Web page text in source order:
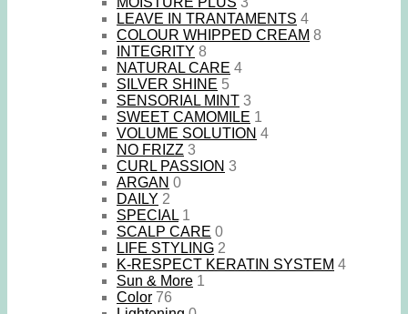
LEAVE IN TRANTAMENTS 4
COLOUR WHIPPED CREAM 8
INTEGRITY 8
NATURAL CARE 4
SILVER SHINE 5
SENSORIAL MINT 3
SWEET CAMOMILE 1
VOLUME SOLUTION 4
NO FRIZZ 3
CURL PASSION 3
ARGAN 0
DAILY 2
SPECIAL 1
SCALP CARE 0
LIFE STYLING 2
K-RESPECT KERATIN SYSTEM 4
Sun & More 1
Color 76